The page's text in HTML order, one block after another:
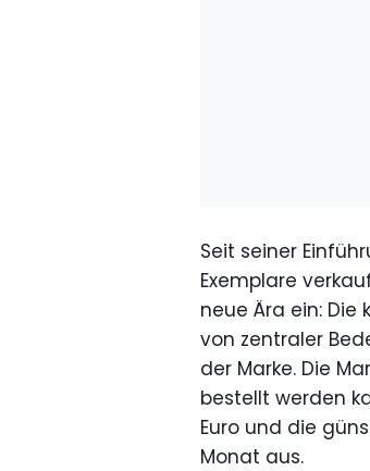
Seit seiner
Exemplare
neue Ära ein:
von zentraler
der Marke. Die
bestellt werden
Euro und die
Monat aus.